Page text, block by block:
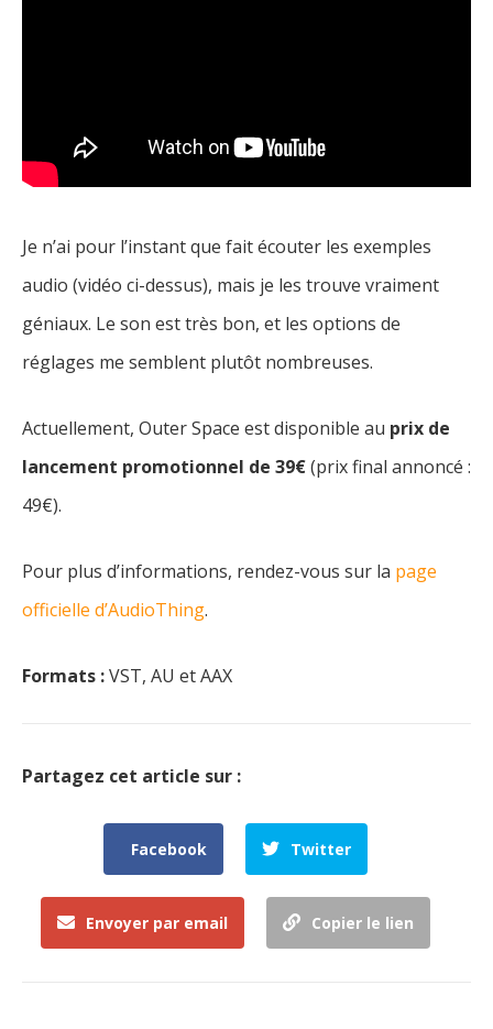
Je n’ai pour l’instant que fait écouter les exemples
audio (vidéo ci-dessus), mais je les trouve vraiment
géniaux. Le son est très bon, et les options de
réglages me semblent plutôt nombreuses.
Actuellement, Outer Space est disponible au prix de
lancement promotionnel de 39€(prix final annoncé :
49€).
Pour plus d’informations, rendez-vous sur la page
officielle d’AudioThing.
Formats :VST, AU et AAX
Partagez cet article sur :
Facebook Twitter
Envoyer par email Copier le lien